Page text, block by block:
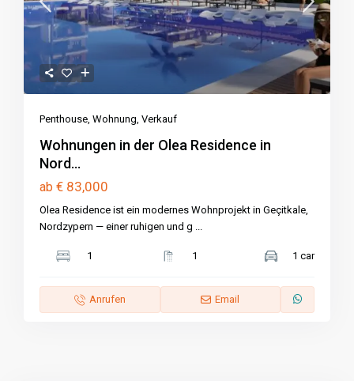
Penthouse,Wohnung,Verkauf
Wohnungen in der Olea Residence in
Nord...
ab € 83,000
Olea Residence ist ein modernes Wohnprojekt in Geçitkale,
Nordzypern — einer ruhigen und g ...
1 1 1 car
Anrufen Email